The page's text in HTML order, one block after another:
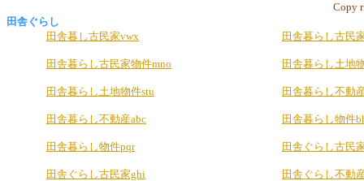
Copy
田舎ぐらし
田舎暮し古民家vwx
田舎暮らし古民家物件mno
田舎暮らし土地物件stu
田舎暮らし不動産abc
田舎暮らし物件pqr
田舎ぐらし古民家ghi
田舎暮らし古民
田舎暮らし土地
田舎暮らし不動
田舎暮らし物件
田舎ぐらし古民
田舎ぐらし不動